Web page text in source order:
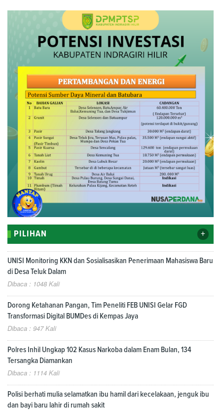
PILIHAN +
UNISI Monitoring KKN dan Sosialisasikan Penerimaan Mahasiswa Baru
di Desa Teluk Dalam
Dibaca : 1048 Kali
Dorong Ketahanan Pangan, Tim Peneliti FEB UNISI Gelar FGD
Transformasi Digital BUMDes di Kempas Jaya
Dibaca : 947 Kali
Polres Inhil Ungkap 102 Kasus Narkoba dalam Enam Bulan, 134
Tersangka Diamankan
Dibaca : 1114 Kali
Polisi berhati mulia selamatkan ibu hamil dari kecelakaan, jenguk ibu
dan bayi baru lahir di rumah sakit